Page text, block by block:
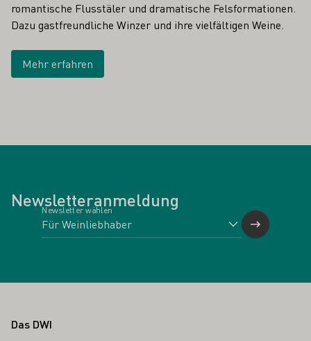
romantische Flusstäler und dramatische Felsformationen.
Dazu gastfreundliche Winzer und ihre vielfältigen Weine.
Mehr erfahren
Newsletteranmeldung
Newsletter wählen
Fußbereich
Das DWI